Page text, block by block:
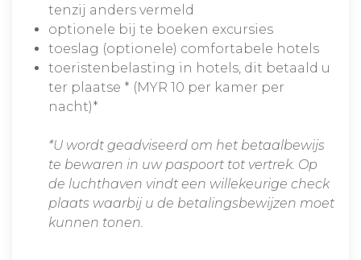
tenzij anders vermeld
optionele bij te boeken excursies
toeslag (optionele) comfortabele hotels
toeristenbelasting in hotels, dit betaald u
ter plaatse * (MYR 10 per kamer per
nacht)*
*U wordt geadviseerd om het betaalbewijs
te bewaren in uw paspoort tot vertrek. Op
de luchthaven vindt een willekeurige check
plaats waarbij u de betalingsbewijzen moet
kunnen tonen.